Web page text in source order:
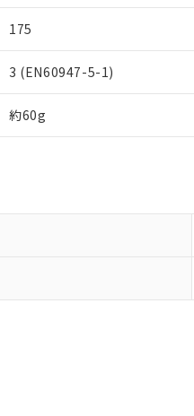
175
3 (EN60947-5-1)
約60g